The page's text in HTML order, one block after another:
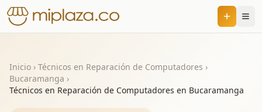
Inicio › Técnicos en Reparación de Computadores ›
Bucaramanga ›
Técnicos en Reparación de Computadores en Bucaramanga